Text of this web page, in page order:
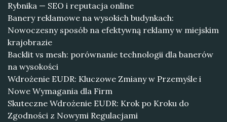
Rybnika — SEO i reputacja online
Banery reklamowe na wysokich budynkach:
Nowoczesny sposób na efektywną reklamy w miejskim
krajobrazie
Backlit vs mesh: porównanie technologii dla banerów
na wysokości
Wdrożenie EUDR: Kluczowe Zmiany w Przemyśle i
Nowe Wymagania dla Firm
Skuteczne Wdrożenie EUDR: Krok po Kroku do
Zgodności z Nowymi Regulacjami